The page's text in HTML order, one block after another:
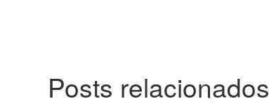
Posts relacionados